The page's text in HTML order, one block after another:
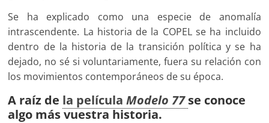
Se ha explicado como una especie de anomalía
intrascendente. La historia de la COPEL se ha incluido
dentro de la historia de la transición política y se ha
dejado, no sé si voluntariamente, fuera su relación con
los movimientos contemporáneos de su época.
A raíz de la películaModelo 77 se conoce
algo más vuestra historia.